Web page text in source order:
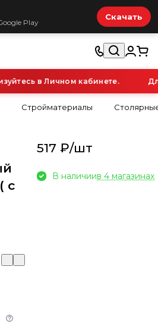
Play
Скачать
в Личном кабинете.
Стройматериалы
с
517 ₽/шт
В наличиив 4 магазинах